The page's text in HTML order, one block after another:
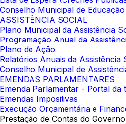
Conselho Municipal de Educação
ASSISTÊNCIA SOCIAL
Plano Municipal da Assistência
Programação Anual da
Plano de Ação
Relatórios Anuais da Assistência
Conselho Municipal de
EMENDAS PARLAMENTARES
Emenda Parlamentar - Portal da
Emendas Impositivas
Execução Orçamentária e
Prestação de Contas do Governo